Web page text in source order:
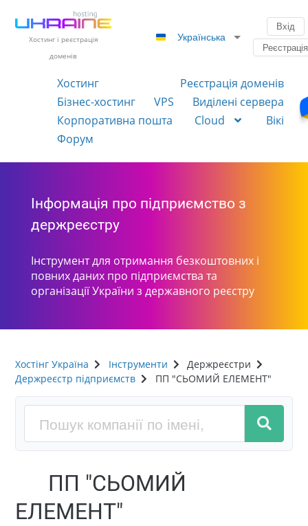
Хостинг і реєстрація
доменів
Українська
Вхід
Реєстрація
Хостинг
Реєстрація доменів
Бізнес-хостинг
VPS
Виділені сервера
Корпоративна пошта
Cloud
Вікі
Форум
Інформація про підприємство з
держреєстру
Інструмент для отримання безкоштовних і
повних даних про підприємства та
організації України з державного реєстру
Хостінг Україна Інструменти
Держреєстри
Держреєстр підприємств
ПП "СЬОМИЙ ЕЛЕМЕНТ"
ПП "СЬОМИЙ
ЕЛЕМЕНТ"